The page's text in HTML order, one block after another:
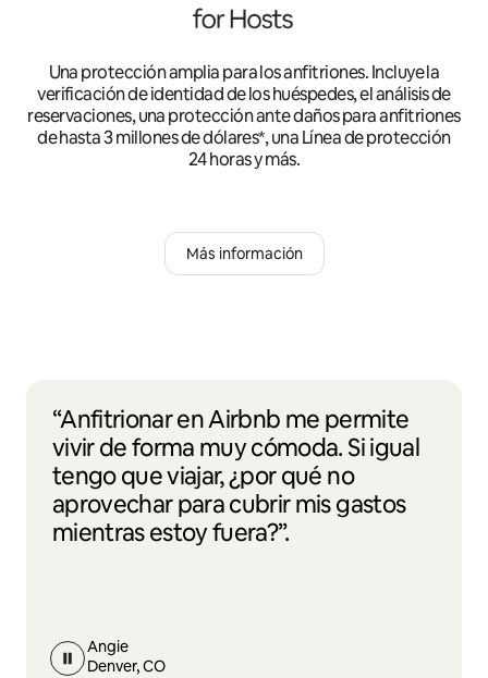
Una protección amplia para los anfitriones. Incluye la
verificación de identidad de los huéspedes, el análisis de
reservaciones, una protección ante daños para anfitriones
de hasta 3 millones de dólares*, una Línea de protección
24 horas y más.
Más información
“Anfitrionar en Airbnb me permite
vivir de forma muy cómoda. Si igual
tengo que viajar, ¿por qué no
aprovechar para cubrir mis gastos
mientras estoy fuera?”.
Angie
Denver, CO